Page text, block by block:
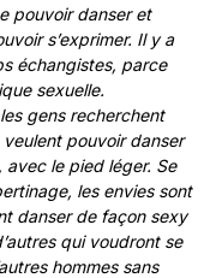
pouvoir danser et
s’exprimer. Il y a
échangistes, parce
sexuelle.
gens recherchent
pouvoir danser
avec le pied léger. Se
les envies sont
danser de façon sexy
qui voudront se
hommes sans